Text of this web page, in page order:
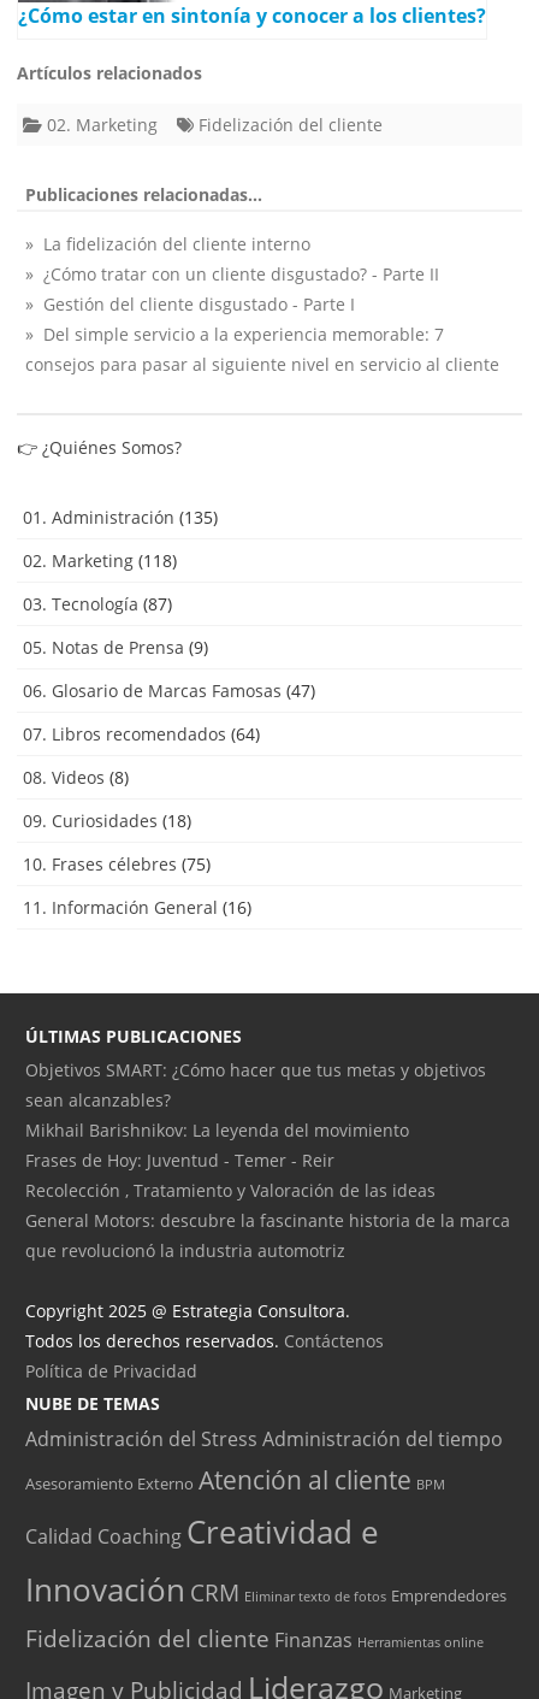
¿Cómo estar en sintonía y conocer a los clientes?
Artículos relacionados
02. Marketing Fidelización del cliente
Publicaciones relacionadas...
» La fidelización del cliente interno
» ¿Cómo tratar con un cliente disgustado? - Parte II
» Gestión del cliente disgustado - Parte I
» Del simple servicio a la experiencia memorable: 7
consejos para pasar al siguiente nivel en servicio al cliente
👉 ¿Quiénes Somos?
01. Administración (135)
02. Marketing (118)
03. Tecnología (87)
05. Notas de Prensa (9)
06. Glosario de Marcas Famosas (47)
07. Libros recomendados (64)
08. Videos (8)
09. Curiosidades (18)
10. Frases célebres (75)
11. Información General (16)
ÚLTIMAS PUBLICACIONES
Objetivos SMART: ¿Cómo hacer que tus metas y objetivos
sean alcanzables?
Mikhail Barishnikov: La leyenda del movimiento
Frases de Hoy: Juventud - Temer - Reir
Recolección , Tratamiento y Valoración de las ideas
General Motors: descubre la fascinante historia de la marca
que revolucionó la industria automotriz
Copyright 2025 @ Estrategia Consultora.
Todos los derechos reservados. Contáctenos
Política de Privacidad
NUBE DE TEMAS
Administración del Stress Administración del tiempo
Asesoramiento Externo Atención al cliente BPM
Calidad Coaching Creatividad e
Innovación CRM Eliminar texto de fotos Emprendedores
Fidelización del cliente Finanzas Herramientas online
Imagen y Publicidad Liderazgo Marketing